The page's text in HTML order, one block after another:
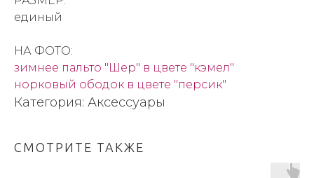
единый
НА ФОТО:
зимнее пальто "Шер" в цвете "кэмел"
норковый ободок в цвете "персик"
Категория: Аксессуары
СМОТРИТЕ ТАКЖЕ